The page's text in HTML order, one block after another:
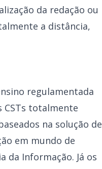
da redação ou
a distância,
regulamentada
CSTs totalmente
na solução de
em mundo de
da Informação. Já os